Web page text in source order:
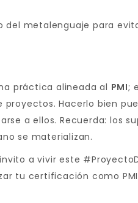
del metalenguaje para
práctica alineada al PMI;
Hacerlo bien
a ellos. Recuerda: los
se materializan.
a vivir este
tu certificación como